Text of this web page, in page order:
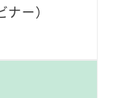
ー）